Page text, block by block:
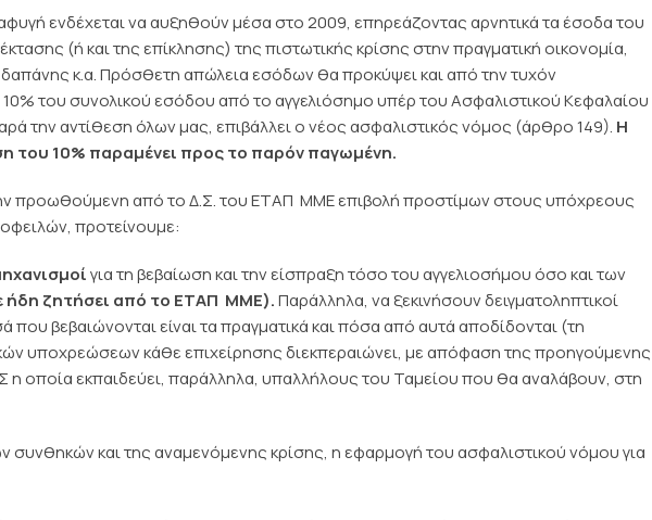
ενδέχεται να αυξηθούν μέσα στο 2009, επηρεάζοντας αρνητικά τα έσοδα του
(ή και της επίκλησης) της πιστωτικής κρίσης στην πραγματική οικονομία,
κ.α. Πρόσθετη απώλεια εσόδων θα προκύψει και από την τυχόν
του συνολικού εσόδου από το αγγελιόσημο υπέρ του Ασφαλιστικού Κεφαλαίου
την αντίθεση όλων μας, επιβάλλει ο νέος ασφαλιστικός νόμος (άρθρο 149). Η
του 10% παραμένει προς το παρόν παγωμένη.
προωθούμενη από το Δ.Σ. του ΕΤΑΠ  ΜΜΕ επιβολή προστίμων στους υπόχρεους
προτείνουμε:
για τη βεβαίωση και την είσπραξη τόσο του αγγελιοσήμου όσο και των
ήδη ζητήσει από το ΕΤΑΠ  ΜΜΕ).Παράλληλα, να ξεκινήσουν δειγματοληπτικοί
που βεβαιώνονται είναι τα πραγματικά και πόσα από αυτά αποδίδονται (τη
υποχρεώσεων κάθε επιχείρησης διεκπεραιώνει, με απόφαση της προηγούμενης
η οποία εκπαιδεύει, παράλληλα, υπαλλήλους του Ταμείου που θα αναλάβουν, στη
συνθηκών και της αναμενόμενης κρίσης, η εφαρμογή του ασφαλιστικού νόμου για